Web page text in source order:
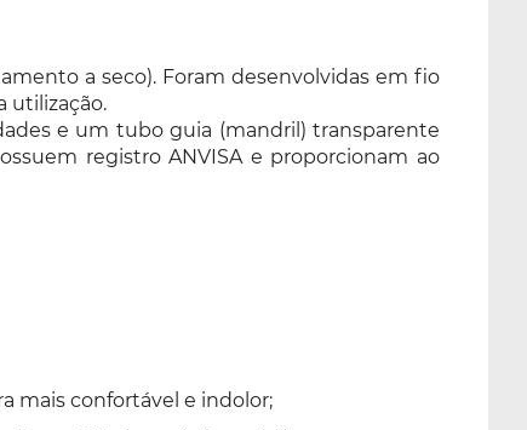
a seco). Foram desenvolvidas em fio
utilização.
e um tubo guia (mandril) transparente
registro ANVISA e proporcionam ao
mais confortável e indolor;